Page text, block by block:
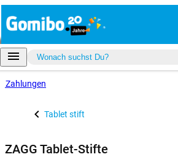
Zahlungen
Tablet stift
ZAGG Tablet-Stifte